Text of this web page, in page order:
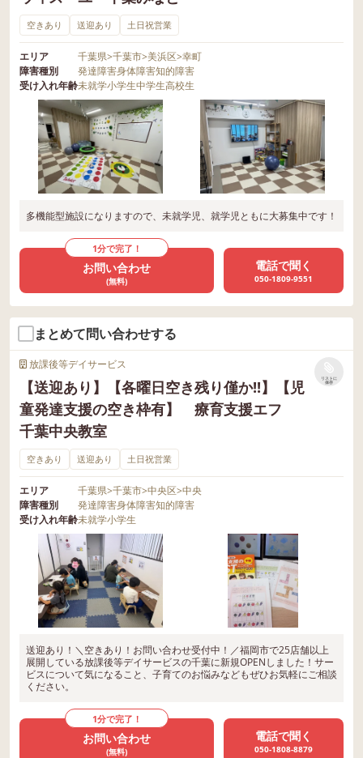
空きあり 送迎あり 土日祝営業
エリア 千葉県>千葉市>美浜区>幸町
障害種別
発達障害身体障害知的障害
受け入れ年齢未就学小学生中学生高校生
多機能型施設になりますので、未就学児、就学児ともに大募集中です！
1分で完了！
お問い合わせ
(無料)
電話で聞く
050-1809-9551
まとめて問い合わせする
放課後等デイサービス
【送迎あり】【各曜日空き残り僅か!!】【児
童発達支援の空き枠有】 療育支援エフ
千葉中央教室
リストに
保存
空きあり 送迎あり 土日祝営業
エリア 千葉県>千葉市>中央区>中央
障害種別
発達障害身体障害知的障害
受け入れ年齢未就学小学生
送迎あり！＼空きあり！お問い合わせ受付中！／福岡市で25店舗以上
展開している放課後等デイサービスの千葉に新規OPENしました！サー
ビスについて気になること、子育てのお悩みなどもぜひお気軽にご相談
ください。
1分で完了！
お問い合わせ
(無料)
電話で聞く
050-1808-8879